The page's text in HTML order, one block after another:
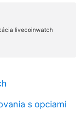
s opciami